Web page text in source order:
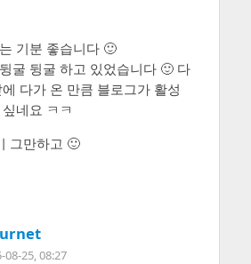
기분 좋습니다 🙂
굴 뒹굴 하고 있었습니다 🙂 다
다가 온 만큼 블로그가 활성
네요 ㅋㅋ
그만하고 🙂
08-25, 08:27